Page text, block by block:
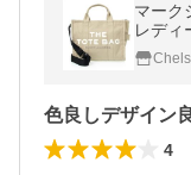
マーク
レディ
ベージ
R
色良しデザイン
4